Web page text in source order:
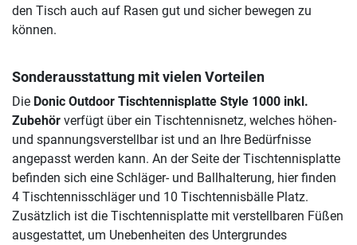
den Tisch auch auf Rasen gut und sicher bewegen zu
können.
Sonderausstattung mit vielen Vorteilen
Die Donic Outdoor Tischtennisplatte Style 1000 inkl.
Zubehör verfügt über ein Tischtennisnetz, welches höhen-
und spannungsverstellbar ist und an Ihre Bedürfnisse
angepasst werden kann. An der Seite der Tischtennisplatte
befinden sich eine Schläger- und Ballhalterung, hier finden
4 Tischtennisschläger und 10 Tischtennisbälle Platz.
Zusätzlich ist die Tischtennisplatte mit verstellbaren Füßen
ausgestattet, um Unebenheiten des Untergrundes